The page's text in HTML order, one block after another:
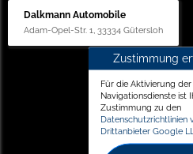
Dalkmann Automobile
Adam-Opel-Str. 1, 33334 Gütersloh
Zustimmung
Für die Aktivierung
Navigationsdienste ist
Zustimmung zu den
Datenschutzrichtlinien
Drittanbieter Google